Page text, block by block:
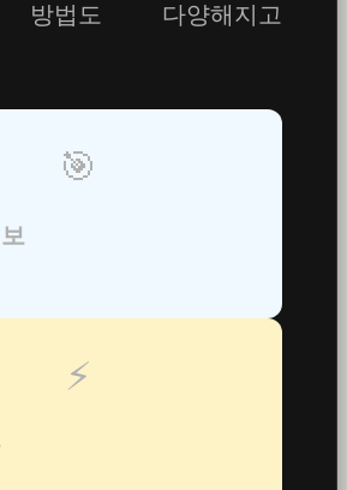
방법도 다양해지고
🎯
⚡